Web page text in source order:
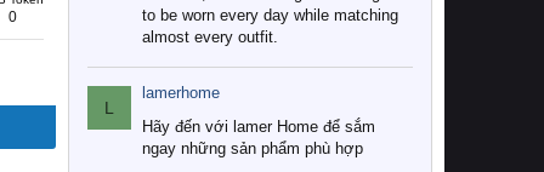
0
to be worn every day while matching
almost every outfit.
L
lamerhome
Hãy đến với lamer Home để sắm
ngay những sản phẩm phù hợp